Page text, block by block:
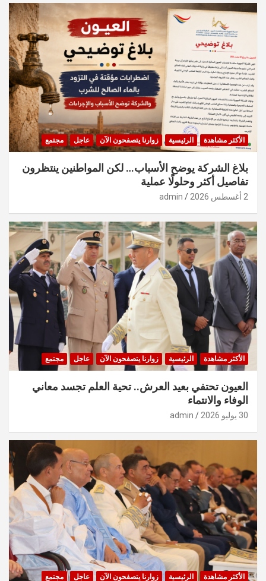
الأكثر مشاهدة الرئيسية زوارنا يتصفحون الآن عاجل مجتمع
بلاغ الشركة يوضح الأسباب… لكن المواطنين ينتظرون
تفاصيل أكثر وحلولًا عملية
2 أغسطس 2026 admin
الأكثر مشاهدة الرئيسية زوارنا يتصفحون الآن عاجل مجتمع
العيون تحتفي بعيد العرش.. تحية العلم تجسد معاني
الوفاء والانتماء
30 يوليو 2026 admin
الأكثر مشاهدة الرئيسية زوارنا يتصفحون الآن عاجل مجتمع